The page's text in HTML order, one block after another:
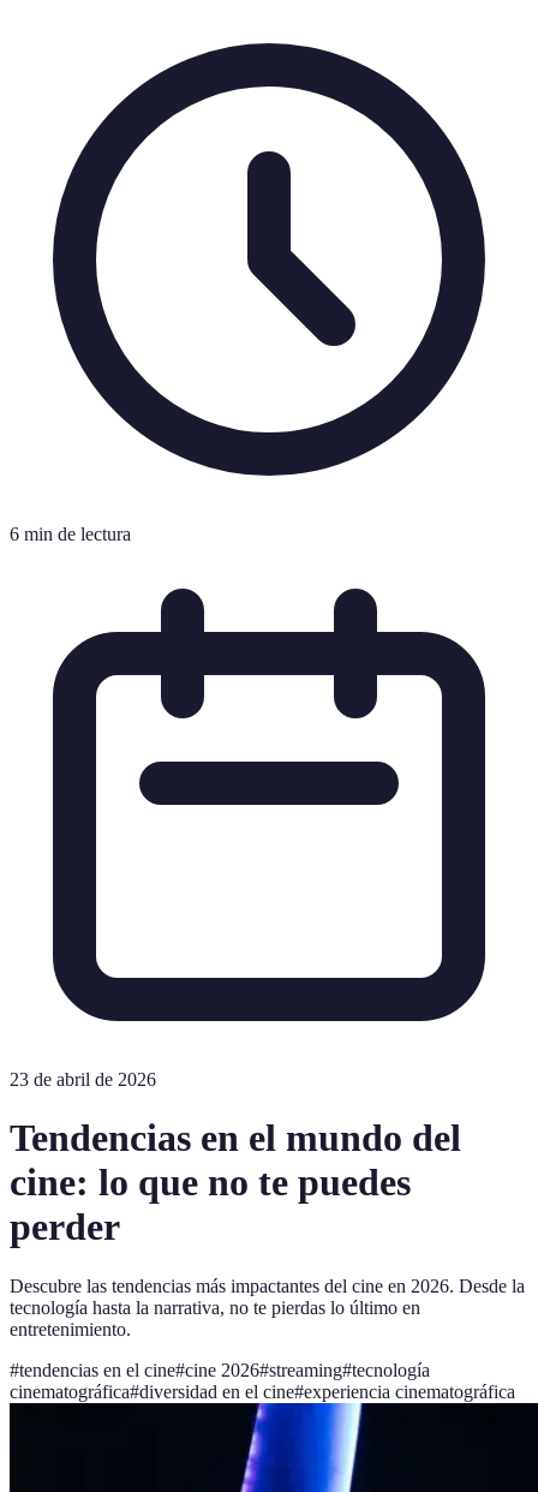
6 min de lectura
23 de abril de 2026
Tendencias en el mundo del
cine: lo que no te puedes
perder
Descubre las tendencias más impactantes del cine en 2026. Desde la
tecnología hasta la narrativa, no te pierdas lo último en
entretenimiento.
#tendencias en el cine#cine 2026#streaming#tecnología
cinematográfica#diversidad en el cine#experiencia cinematográfica